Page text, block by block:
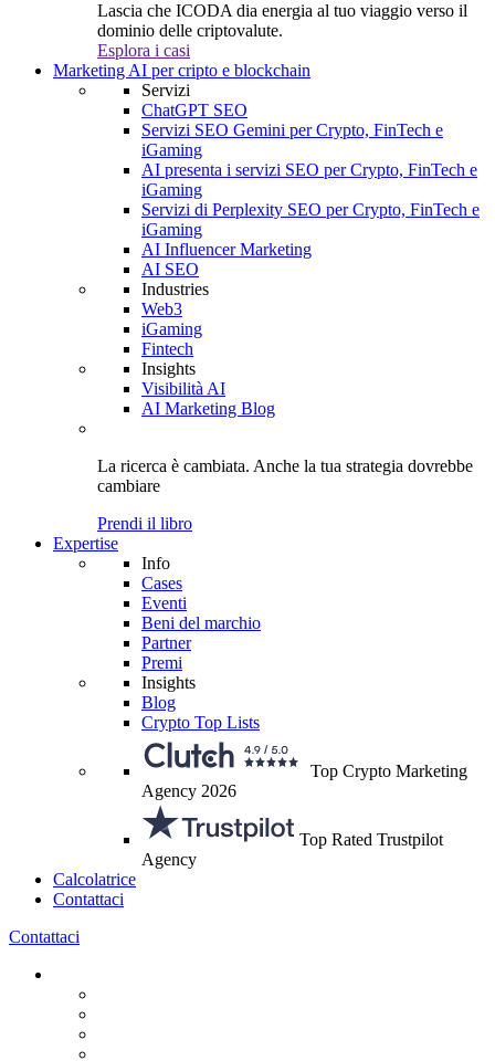
Lascia che ICODA dia energia al tuo viaggio verso il
dominio delle criptovalute.
Esplora i casi
Marketing AI per cripto e blockchain
Servizi
ChatGPT SEO
Servizi SEO Gemini per Crypto, FinTech e
iGaming
AI presenta i servizi SEO per Crypto, FinTech e
iGaming
Servizi di Perplexity SEO per Crypto, FinTech e
iGaming
AI Influencer Marketing
AI SEO
Industries
Web3
iGaming
Fintech
Insights
Visibilità AI
AI Marketing Blog
La ricerca è cambiata. Anche la tua strategia dovrebbe
cambiare
Prendi il libro
Expertise
Info
Cases
Eventi
Beni del marchio
Partner
Premi
Insights
Blog
Crypto Top Lists
Top Crypto Marketing
Agency 2026
Top Rated Trustpilot
Agency
Calcolatrice
Contattaci
Contattaci